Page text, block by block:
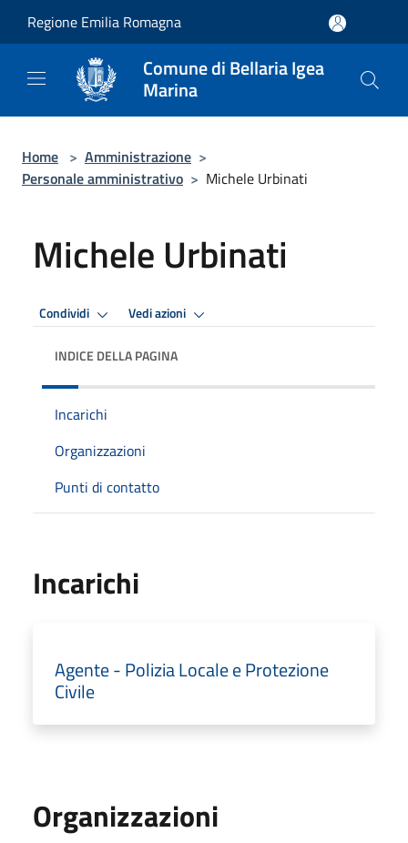
Regione Emilia Romagna
Comune di Bellaria Igea
Marina
Home > Amministrazione >
Personale amministrativo > Michele Urbinati
Michele Urbinati
Condividi Vedi azioni
INDICE DELLA PAGINA
Incarichi
Organizzazioni
Punti di contatto
Incarichi
Agente - Polizia Locale e Protezione
Civile
Organizzazioni